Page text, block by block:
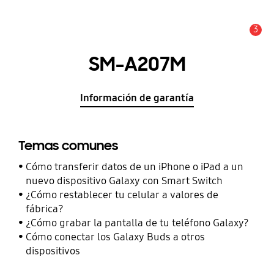
3
SM-A207M
Información de garantía
Temas comunes
Cómo transferir datos de un iPhone o iPad a un
nuevo dispositivo Galaxy con Smart Switch
¿Cómo restablecer tu celular a valores de
fábrica?
¿Cómo grabar la pantalla de tu teléfono Galaxy?
Cómo conectar los Galaxy Buds a otros
dispositivos